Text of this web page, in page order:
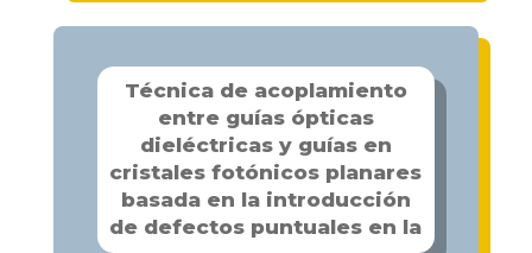
Técnica de acoplamiento
entre guías ópticas
dieléctricas y guías en
cristales fotónicos planares
basada en la introducción
de defectos puntuales en la